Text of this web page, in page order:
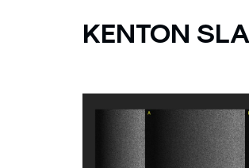
KENTON